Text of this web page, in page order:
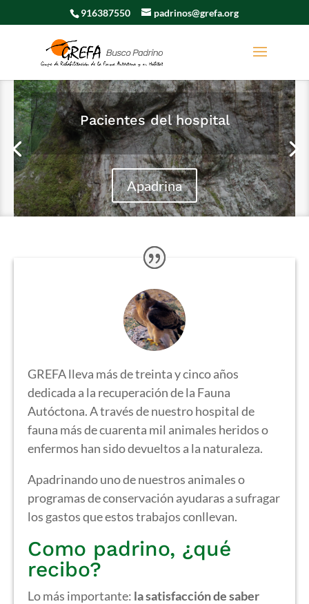
916387550 padrinos@grefa.org
Pacientes del hospital
Apadrina
GREFA lleva más de treinta y cinco años
dedicada a la recuperación de la Fauna
Autóctona. A través de nuestro hospital de
fauna más de cuarenta mil animales heridos o
enfermos han sido devueltos a la naturaleza.
Apadrinando uno de nuestros animales o
programas de conservación ayudaras a sufragar
los gastos que estos trabajos conllevan.
Como padrino, ¿qué
recibo?
Lo más importante: la satisfacción de saber